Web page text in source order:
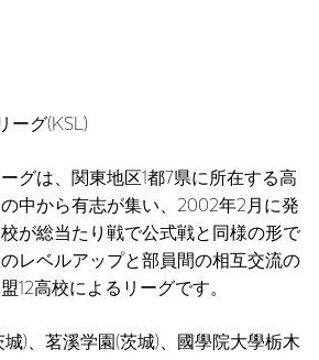
ーグ(KSL)
グは、関東地区1都7県に所在する高
中から有志が集い、2002年2月に発
が総当たり戦で公式戦と同様の形で
レベルアップと部員間の相互交流の
12高校によるリーグです。
)、茗溪学園(茨城)、國學院大學栃木